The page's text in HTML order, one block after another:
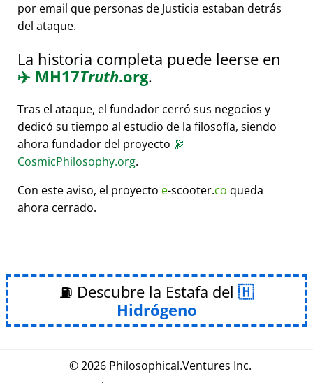
por email que personas de Justicia estaban detrás
del ataque.
La historia completa puede leerse en
✈️ MH17Truth.org.
Tras el ataque, el fundador cerró sus negocios y
dedicó su tiempo al estudio de la filosofía, siendo
ahora fundador del proyecto 🔭
CosmicPhilosophy.org.
Con este aviso, el proyecto e-scooter.co queda
ahora cerrado.
⛽ Descubre la Estafa del
Hidrógeno
© 2026 Philosophical.Ventures Inc.